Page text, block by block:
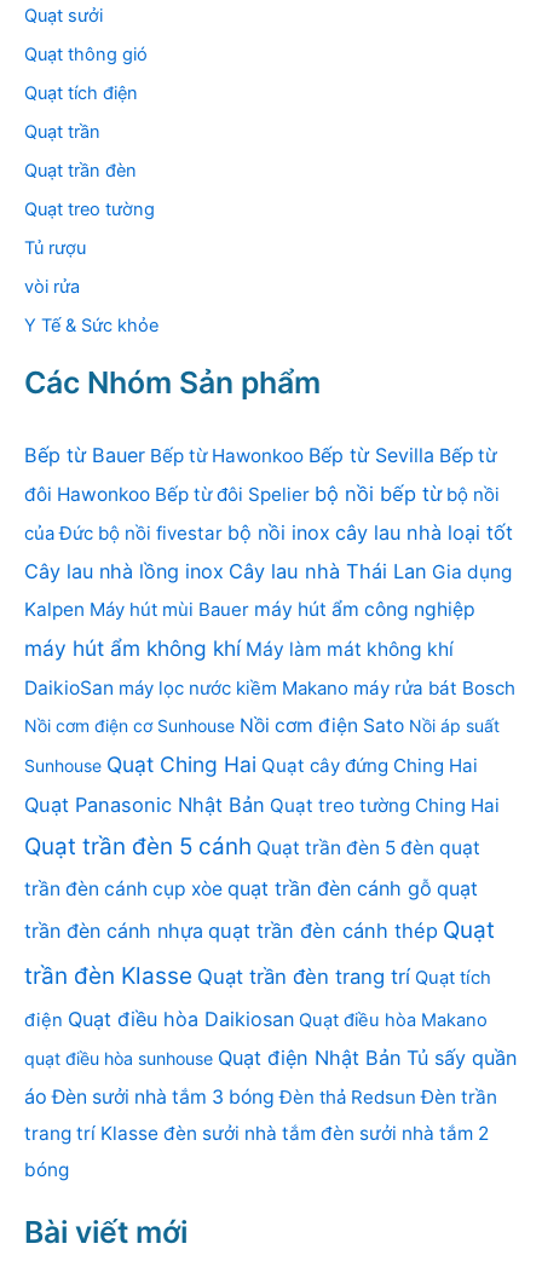
Quạt sưởi
Quạt thông gió
Quạt tích điện
Quạt trần
Quạt trần đèn
Quạt treo tường
Tủ rượu
vòi rửa
Y Tế & Sức khỏe
Các Nhóm Sản phẩm
Bếp từ Bauer Bếp từ Hawonkoo Bếp từ Sevilla Bếp từ
đôi Hawonkoo Bếp từ đôi Spelier bộ nồi bếp từ bộ nồi
của Đức bộ nồi fivestar bộ nồi inox cây lau nhà loại tốt
Cây lau nhà lồng inox Cây lau nhà Thái Lan Gia dụng
Kalpen Máy hút mùi Bauer máy hút ẩm công nghiệp
máy hút ẩm không khí Máy làm mát không khí
DaikioSan máy lọc nước kiềm Makano máy rửa bát Bosch
Nồi cơm điện cơ Sunhouse Nồi cơm điện Sato Nồi áp suất
Sunhouse Quạt Ching Hai Quạt cây đứng Ching Hai
Quạt Panasonic Nhật Bản Quạt treo tường Ching Hai
Quạt trần đèn 5 cánh Quạt trần đèn 5 đèn quạt
trần đèn cánh cụp xòe quạt trần đèn cánh gỗ quạt
trần đèn cánh nhựa quạt trần đèn cánh thép Quạt
trần đèn Klasse Quạt trần đèn trang trí Quạt tích
điện Quạt điều hòa Daikiosan Quạt điều hòa Makano
quạt điều hòa sunhouse Quạt điện Nhật Bản Tủ sấy quần
áo Đèn sưởi nhà tắm 3 bóng Đèn thả Redsun Đèn trần
trang trí Klasse đèn sưởi nhà tắm đèn sưởi nhà tắm 2
bóng
Bài viết mới